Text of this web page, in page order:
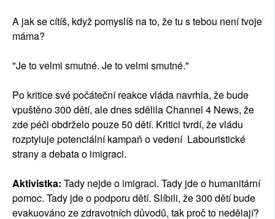
A jak se cítíš, když pomyslíš na to, že tu s tebou není tvoje
máma?
"Je to velmi smutné. Je to velmi smutné."
Po kritice své počáteční reakce vláda navrhla, že bude
vpuštěno 300 dětí, ale dnes sdělila Channel 4 News, že
zde péči obdrželo pouze 50 dětí. Kritici tvrdí, že vládu
rozptyluje potenciální kampaň o vedení Labouristické
strany a debata o imigraci.
Aktivistka: Tady nejde o imigraci. Tady jde o humanitární
pomoc. Tady jde o podporu dětí. Slíbili, že 300 dětí bude
evakuováno ze zdravotních důvodů, tak proč to nedělají?